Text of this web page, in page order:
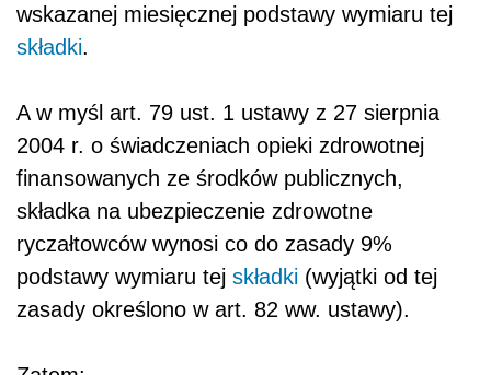
wskazanej miesięcznej podstawy wymiaru tej
składki.
A w myśl art. 79 ust. 1 ustawy z 27 sierpnia
2004 r. o świadczeniach opieki zdrowotnej
finansowanych ze środków publicznych,
składka na ubezpieczenie zdrowotne
ryczałtowców wynosi co do zasady 9%
podstawy wymiaru tej składki (wyjątki od tej
zasady określono w art. 82 ww. ustawy).